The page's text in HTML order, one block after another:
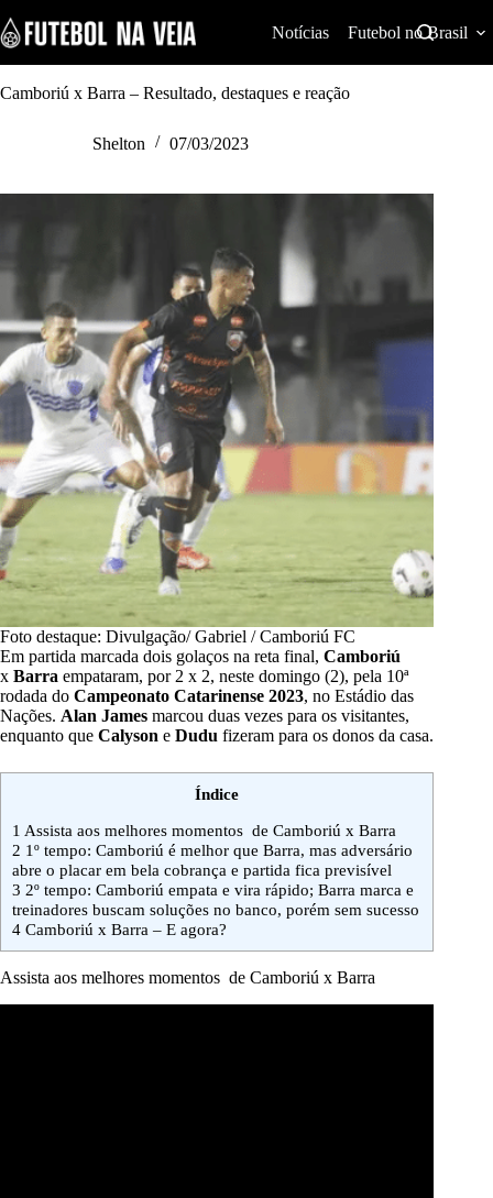
k
i
p
t
Notícias Futebol no Brasil
Camboriú x Barra – Resultado, destaques e reação
Shelton 07/03/2023
Foto destaque: Divulgação/ Gabriel / Camboriú FC
Em partida marcada dois golaços na reta final, Camboriú
x Barra empataram, por 2 x 2, neste domingo (2), pela 10ª
rodada do Campeonato Catarinense 2023, no Estádio das
Nações. Alan James marcou duas vezes para os visitantes,
enquanto que Calyson e Dudu fizeram para os donos da casa.
Índice
1 Assista aos melhores momentos de Camboriú x Barra
2 1º tempo: Camboriú é melhor que Barra, mas adversário
abre o placar em bela cobrança e partida fica previsível
3 2º tempo: Camboriú empata e vira rápido; Barra marca e
treinadores buscam soluções no banco, porém sem sucesso
4 Camboriú x Barra – E agora?
Assista aos melhores momentos de Camboriú x Barra